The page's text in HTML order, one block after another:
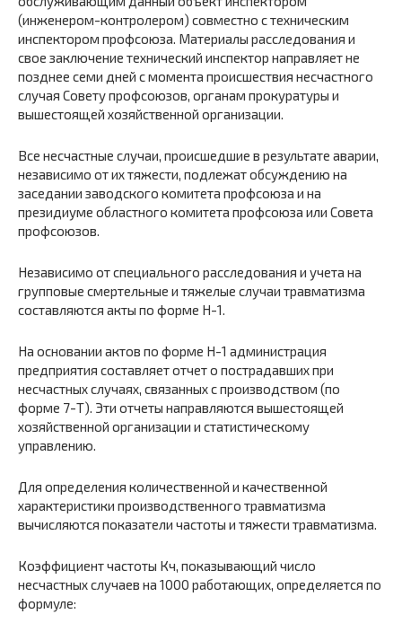
(инженером-контролером) совместно с техническим
инспектором профсоюза. Материалы расследования и
свое заключение технический инспектор направляет не
позднее семи дней с момента происшествия несчастного
случая Совету профсоюзов, органам прокуратуры и
вышестоящей хозяйственной организации.
Все несчастные случаи, происшедшие в результате аварии,
независимо от их тяжести, подлежат обсуждению на
заседании заводского комитета профсоюза и на
президиуме областного комитета профсоюза или Совета
профсоюзов.
Независимо от специального расследования и учета на
групповые смертельные и тяжелые случаи травматизма
составляются акты по форме Н-1.
На основании актов по форме Н-1 администрация
предприятия составляет отчет о пострадавших при
несчастных случаях, связанных с производством (по
форме 7-Т). Эти отчеты направляются вышестоящей
хозяйственной организации и статистическому
управлению.
Для определения количественной и качественной
характеристики производственного травматизма
вычисляются показатели частоты и тяжести травматизма.
Коэффициент частоты Кч, показывающий число
несчастных случаев на 1000 работающих, определяется по
формуле: